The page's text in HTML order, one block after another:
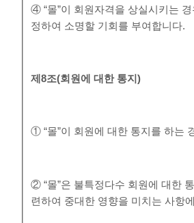
④ “몰”이 회원자격을 상실시키는
정하여 소명할 기회를 부여합니다.
제8조(회원에 대한 통지)
① “몰”이 회원에 대한 통지를 하는
② “몰”은 불특정다수 회원에 대한
련하여 중대한 영향을 미치는 사항